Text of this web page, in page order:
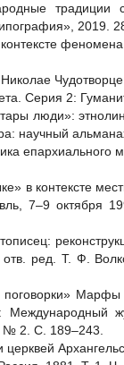
традиции
2019.
Серия 2:
люди»:
научный
в контексте
7–9 октября
ред. Т. Ф.
Марфы
№ 2. С. 189–243.